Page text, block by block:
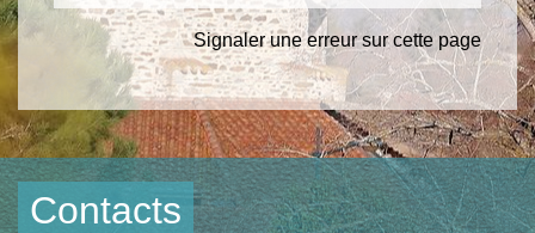
Signaler une erreur sur cette page
Contacts